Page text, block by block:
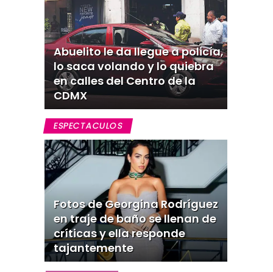
Abuelito le da llegue a policía,
lo saca volando y lo quiebra
en calles del Centro de la
CDMX
ESPECTACULOS
Fotos de Georgina Rodríguez
en traje de baño se llenan de
críticas y ella responde
tajantemente